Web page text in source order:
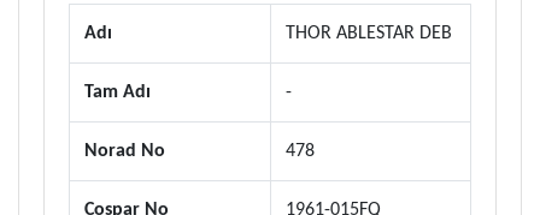
Adı THOR ABLESTAR DEB
Tam Adı -
Norad No 478
Cospar No 1961-015FQ